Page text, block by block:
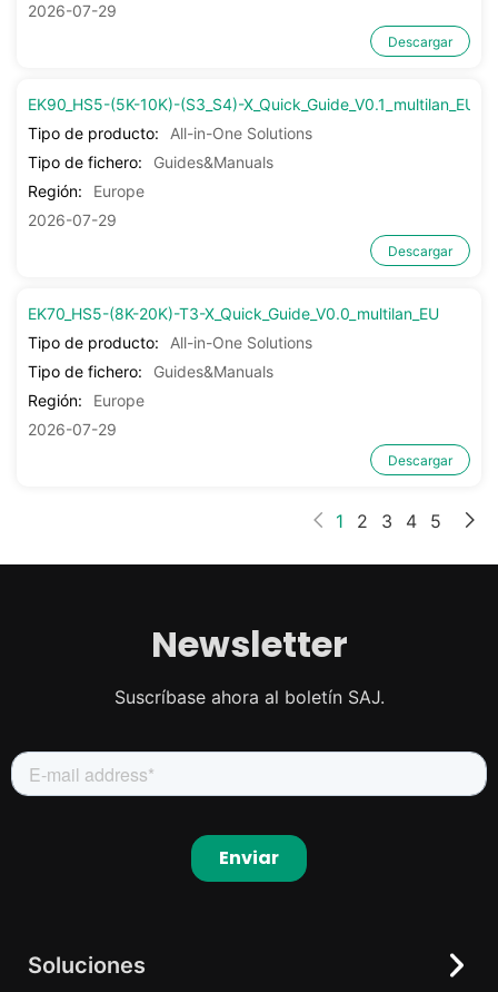
2026-07-29
Descargar
EK90_HS5-(5K-10K)-(S3_S4)-X_Quick_Guide_V0.1_multilan_EU
Tipo de producto:
All-in-One Solutions
Tipo de fichero:
Guides&Manuals
Región:
Europe
2026-07-29
Descargar
EK70_HS5-(8K-20K)-T3-X_Quick_Guide_V0.0_multilan_EU
Tipo de producto:
All-in-One Solutions
Tipo de fichero:
Guides&Manuals
Región:
Europe
2026-07-29
Descargar
1 2 3 4 5
Newsletter
Suscríbase ahora al boletín SAJ.
Soluciones